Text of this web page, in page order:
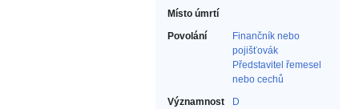
Místo úmrtí
Povolání
Finančník nebo
pojišťovák‎
Představitel řemesel
nebo cechů‎
Významnost
D